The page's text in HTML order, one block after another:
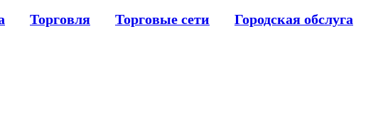
Торговля Торговые сети
Городская обслуга